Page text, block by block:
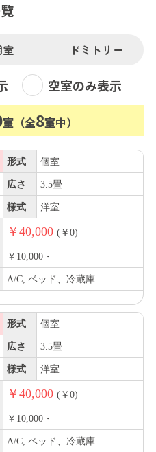
ドミトリー
空室のみ表示
室（全8室中）
形式 個室
広さ 3.5畳
様式 洋室
￥40,000 (￥0)
￥10,000・
A/C, ベッド、冷蔵庫
形式 個室
広さ 3.5畳
様式 洋室
￥40,000 (￥0)
￥10,000・
A/C, ベッド、冷蔵庫